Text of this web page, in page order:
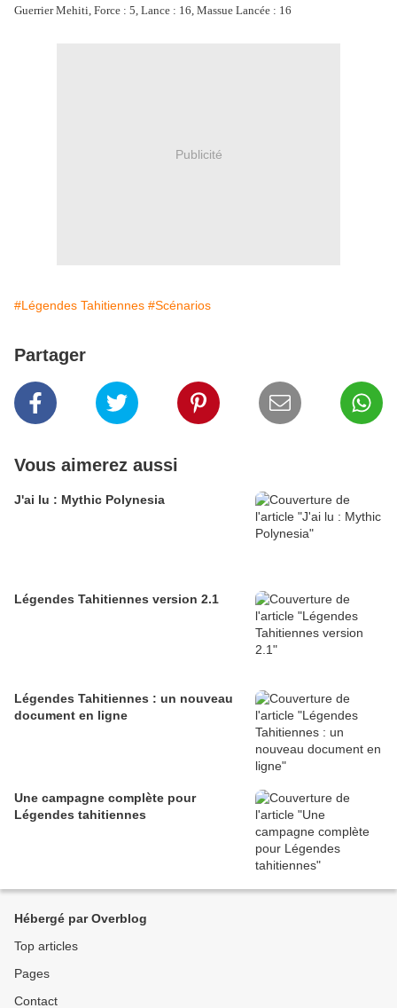
Guerrier Mehiti, Force : 5, Lance : 16, Massue Lancée : 16
Publicité
#Légendes Tahitiennes #Scénarios
Partager
Vous aimerez aussi
J'ai lu : Mythic Polynesia
Légendes Tahitiennes version 2.1
Légendes Tahitiennes : un nouveau
document en ligne
Une campagne complète pour
Légendes tahitiennes
Hébergé par Overblog
Top articles
Pages
Contact